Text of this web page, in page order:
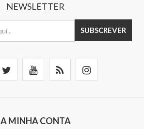
NEWSLETTER
SUBSCREVER
A MINHA CONTA